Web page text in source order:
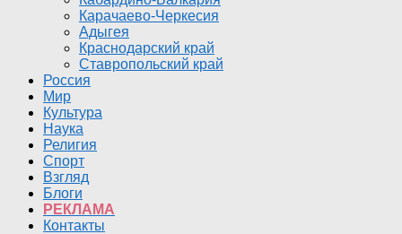
Карачаево-Черкесия
Адыгея
Краснодарский край
Ставропольский край
Россия
Мир
Культура
Наука
Религия
Спорт
Взгляд
Блоги
РЕКЛАМА
Контакты